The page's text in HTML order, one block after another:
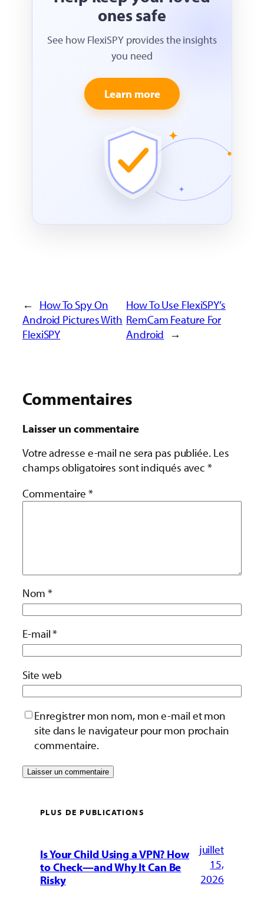
ones safe
See how FlexiSPY provides the insights
you need
Learn more
← How To Spy On
Android Pictures With
FlexiSPY
How To Use FlexiSPY’s
RemCam Feature For
Android →
Commentaires
Laisser un commentaire
Votre adresse e-mail ne sera pas publiée. Les
champs obligatoires sont indiqués avec*
Commentaire *
Nom *
E-mail*
Site web
Enregistrer mon nom, mon e-mail et mon
site dans le navigateur pour mon prochain
commentaire.
PLUS DE PUBLICATIONS
Is Your Child Using a VPN? How
to Check—and Why It Can Be
Risky
juillet
15,
2026